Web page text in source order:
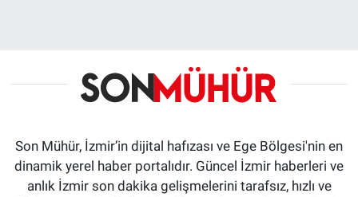
Son Mühür, İzmir’in dijital hafızası ve Ege Bölgesi'nin en
dinamik yerel haber portalıdır. Güncel İzmir haberleri ve
anlık İzmir son dakika gelişmelerini tarafsız, hızlı ve